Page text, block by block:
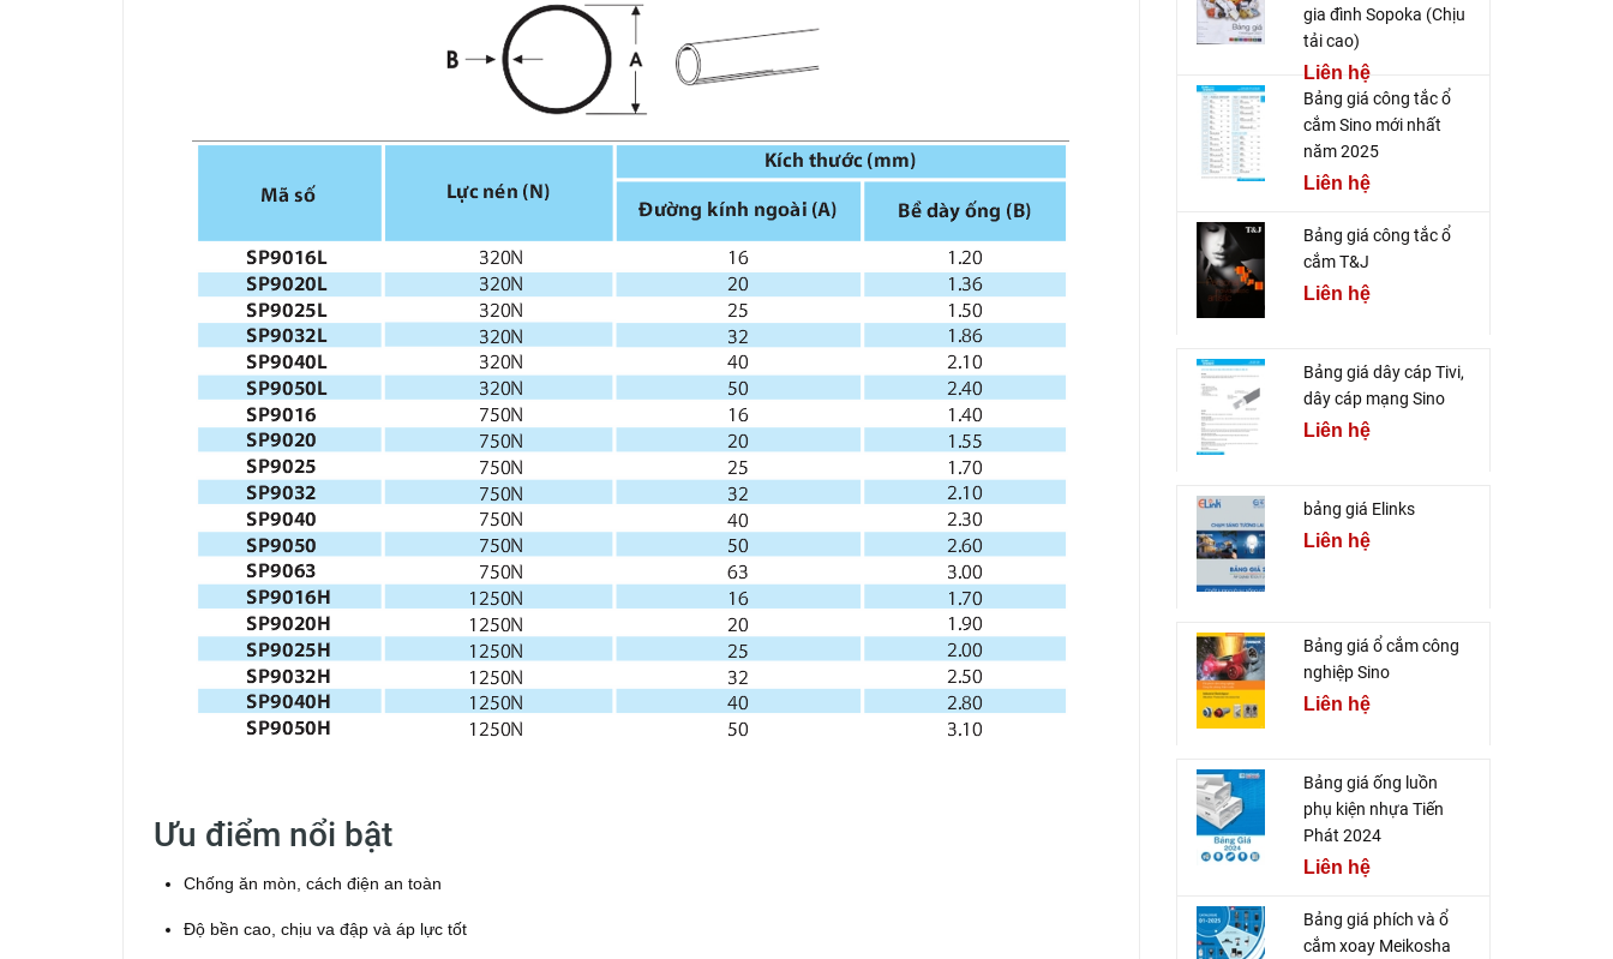
Ưu điểm nổi bật
Chống ăn mòn, cách điện an toàn
Độ bền cao, chịu va đập và áp lực tốt
gia đình Sopoka (Chịu
tải cao)
Liên hệ
Bảng giá công tắc ổ
cắm Sino mới nhất
năm 2025
Liên hệ
Bảng giá công tắc ổ
cắm T&J
Liên hệ
Bảng giá dây cáp Tivi,
dây cáp mạng Sino
Liên hệ
bảng giá Elinks
Liên hệ
Bảng giá ổ cắm công
nghiệp Sino
Liên hệ
Bảng giá ống luồn
phụ kiện nhựa Tiến
Phát 2024
Liên hệ
Bảng giá phích và ổ
cắm xoay Meikosha